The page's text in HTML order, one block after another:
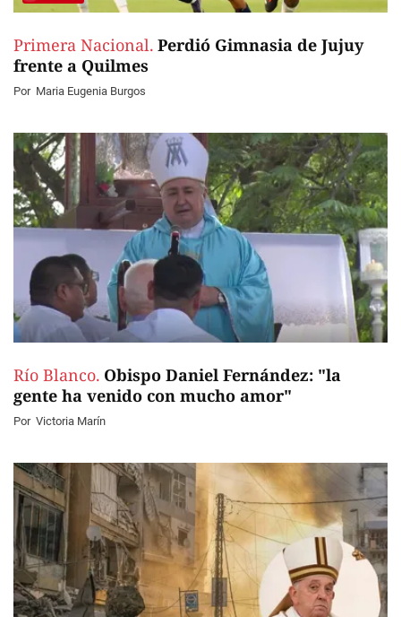
Primera Nacional. Perdió Gimnasia de Jujuy
frente a Quilmes
Por Maria Eugenia Burgos
Río Blanco. Obispo Daniel Fernández: "la
gente ha venido con mucho amor"
Por Victoria Marín